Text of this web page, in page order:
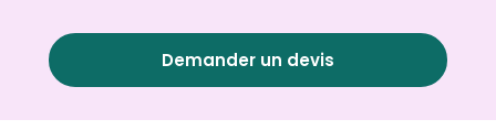
Demander un devis